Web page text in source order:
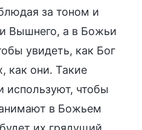
за тоном и
Вышнего, а в Божьи
увидеть, как Бог
как они. Такие
чтобы
в Божьем